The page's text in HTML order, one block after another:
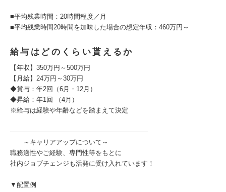
■平均残業時間：20時間程度／月
■平均残業時間20時間を加味した場合の想定年収：460万円～
給与はどのくらい貰えるか
【年収】350万円～500万円
【月給】24万円～30万円
◆賞与：年2回（6月・12月）
◆昇給：年1回 （4月）
※給与は経験や年齢などを踏まえて決定
―――――――――――――――――――――
～キャリアアップについて～
職務適性やご経験、専門性等をもとに
社内ジョブチェンジも活発に受け入れています！
▼配置例